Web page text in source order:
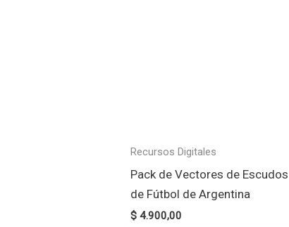
Recursos Digitales
Pack de Vectores de Escudos
de Fútbol de Argentina
$ 4.900,00